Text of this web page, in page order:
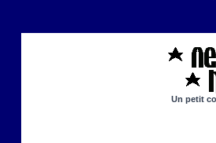
Un petit